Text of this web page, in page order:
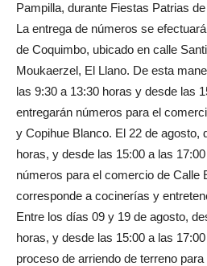
Pampilla, durante Fiestas Patrias
La entrega de números se
de Coquimbo, ubicado en calle
Moukaerzel, El Llano. De esta
las 9:30 a 13:30 horas y desde las
entregarán números para el
y Copihue Blanco. El 22 de agosto,
horas, y desde las 15:00 a las
números para el comercio de Calle
corresponde a cocinerías y
Entre los días 09 y 19 de agosto,
horas, y desde las 15:00 a las
proceso de arriendo de terreno